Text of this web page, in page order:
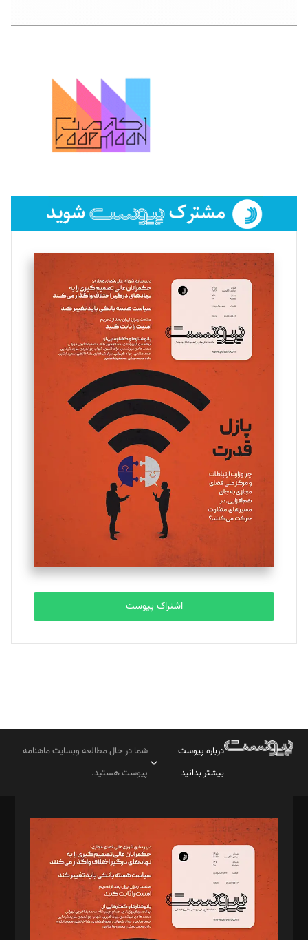
اشتراک پیوست
درباره پیوست
بیشتر بدانید
شما در حال مطالعه وبسایت ماهنامه
پیوست هستید.
مدیر مسئول: محمدباقر اثنی‌عشری
سردبیر: مهرک محمودی
دبیر تحریریه: میثم قاسمی
د‌بیر ناداستان: سمانه سمیع
د‌بیر خدمت و تجارت: ابوالفضل رجبی
د‌بیر حقوق فناوری: حسام‌الدین ایپکچی